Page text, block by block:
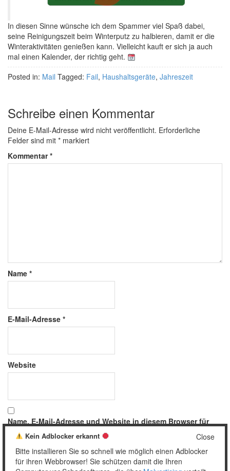
In diesen Sinne wünsche ich dem Spammer viel Spaß dabei,
seine Reinigungszeit beim Winterputz zu halbieren, damit er die
Winteraktivitäten genießen kann. Vielleicht kauft er sich ja auch
mal einen Kalender, der richtig geht.
Posted in: Mail Tagged: Fail, Haushaltsgeräte, Jahreszeit
Schreibe einen Kommentar
Deine E-Mail-Adresse wird nicht veröffentlicht. Erforderliche
Felder sind mit * markiert
Kommentar*
Name *
E-Mail-Adresse *
Website
Name, E-Mail-Adresse und Website in diesem Browser für
meinen nächsten Kommentar speichern.
Close
Kein Adblocker erkannt
Bitte installieren Sie so schnell wie möglich einen Adblocker
für ihren Webbrowser! Sie schützen damit die Ihren